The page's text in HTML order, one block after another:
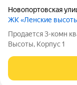
Новопортовская
ЖК «Ленские
Продается 3-комн
Высоты, Корпус 1